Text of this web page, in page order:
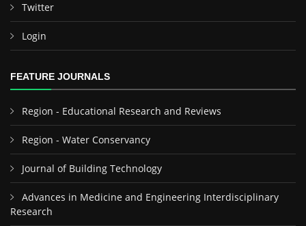
Twitter
Login
FEATURE JOURNALS
Region - Educational Research and Reviews
Region - Water Conservancy
Journal of Building Technology
Advances in Medicine and Engineering Interdisciplinary
Research